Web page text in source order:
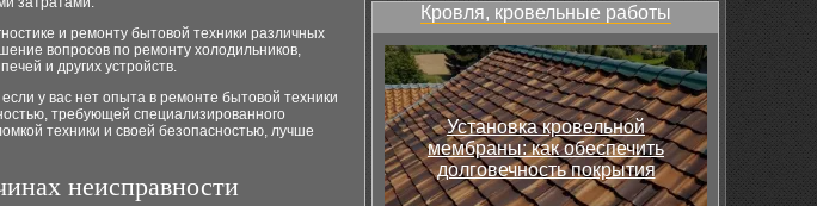
и ремонту бытовой техники различных
вопросов по ремонту холодильников,
и других устройств.
у вас нет опыта в ремонте бытовой техники
требующей специализированного
техники и своей безопасностью, лучше
неисправности
Кровля, кровельные работы
Установка кровельной
мембраны: как обеспечить
долговечность покрытия